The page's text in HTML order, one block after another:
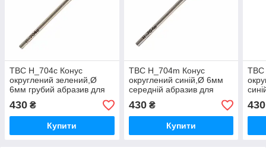
ТВС H_704c Конус
округлений зелений,Ø
6мм грубий абразив для
зняття штучного
матеріалу. Південна
Корея.
430 ₴
Купити
ТВС H_704m Конус
округлений синій,Ø 6мм
середній абразив для
зняття штучного
матеріалу. Південна
Корея.
430₴
Купити
ТВС
для
430